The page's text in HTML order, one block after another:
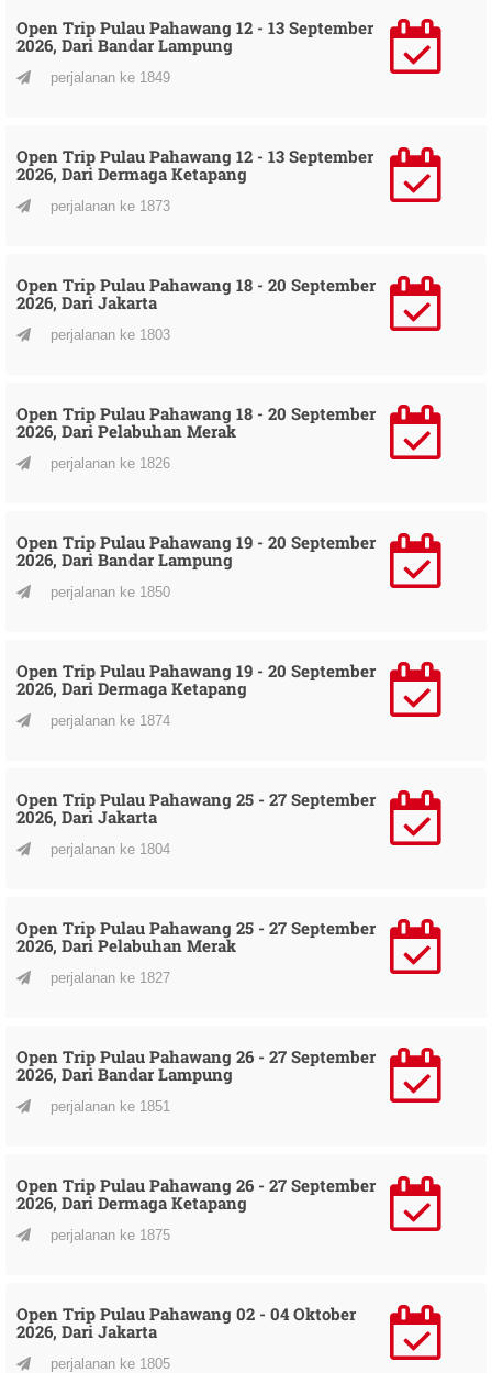
Open Trip Pulau Pahawang 12 - 13 September
2026, Dari Bandar Lampung
perjalanan ke 1849
Open Trip Pulau Pahawang 12 - 13 September
2026, Dari Dermaga Ketapang
perjalanan ke 1873
Open Trip Pulau Pahawang 18 - 20 September
2026, Dari Jakarta
perjalanan ke 1803
Open Trip Pulau Pahawang 18 - 20 September
2026, Dari Pelabuhan Merak
perjalanan ke 1826
Open Trip Pulau Pahawang 19 - 20 September
2026, Dari Bandar Lampung
perjalanan ke 1850
Open Trip Pulau Pahawang 19 - 20 September
2026, Dari Dermaga Ketapang
perjalanan ke 1874
Open Trip Pulau Pahawang 25 - 27 September
2026, Dari Jakarta
perjalanan ke 1804
Open Trip Pulau Pahawang 25 - 27 September
2026, Dari Pelabuhan Merak
perjalanan ke 1827
Open Trip Pulau Pahawang 26 - 27 September
2026, Dari Bandar Lampung
perjalanan ke 1851
Open Trip Pulau Pahawang 26 - 27 September
2026, Dari Dermaga Ketapang
perjalanan ke 1875
Open Trip Pulau Pahawang 02 - 04 Oktober
2026, Dari Jakarta
perjalanan ke 1805